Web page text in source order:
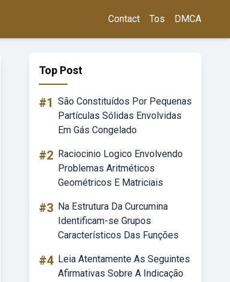
Contact Tos DMCA
Top Post
#1 São Constituídos Por Pequenas
Partículas Sólidas Envolvidas
Em Gás Congelado
#2 Raciocinio Logico Envolvendo
Problemas Aritméticos
Geométricos E Matriciais
#3 Na Estrutura Da Curcumina
Identificam-se Grupos
Característicos Das Funções
#4 Leia Atentamente As Seguintes
Afirmativas Sobre A Indicação